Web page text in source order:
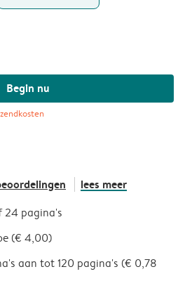
Begin nu
lees meer
24 pagina's
(€ 4,00)
aan tot 120 pagina's (€ 0,78